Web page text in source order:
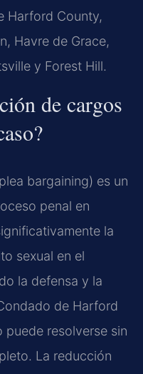
Harford County,
Havre de Grace,
y Forest Hill.
de cargos
bargaining) es un
penal en
la
sexual en el
la defensa y la
de Harford
puede resolverse sin
La reducción